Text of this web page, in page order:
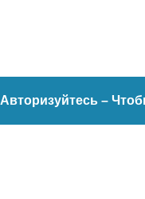
Авторизуйтесь –